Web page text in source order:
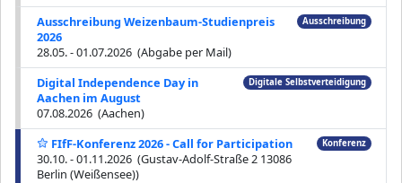
Ausschreibung Weizenbaum-Studienpreis
2026
28.05. - 01.07.2026 (Abgabe per Mail)
Ausschreibung
Digital Independence Day in
Aachen im August
07.08.2026 (Aachen)
Digitale Selbstverteidigung
FIfF-Konferenz 2026 - Call for Participation
30.10. - 01.11.2026 (Gustav-Adolf-Straße 2 13086
Berlin (Weißensee))
Konferenz